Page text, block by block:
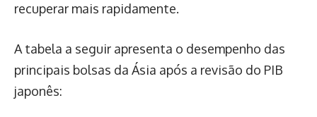
recuperar mais rapidamente.
A tabela a seguir apresenta o desempenho das
principais bolsas da Ásia após a revisão do PIB
japonês: